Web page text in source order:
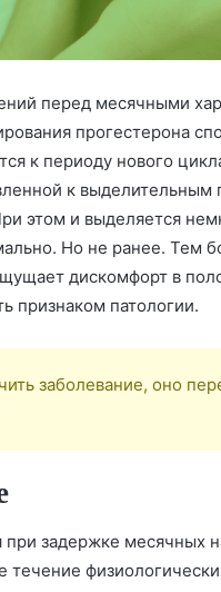
перед месячными
прогестерона
к периоду нового
к
этом и выделяется
Но не ранее. Тем
дискомфорт в
признаком патологии.
заболевание, оно
задержке месячных
течение